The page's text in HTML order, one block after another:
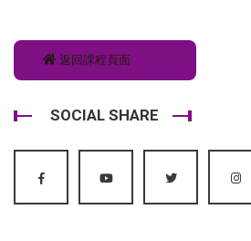
返回課程頁面
SOCIAL SHARE